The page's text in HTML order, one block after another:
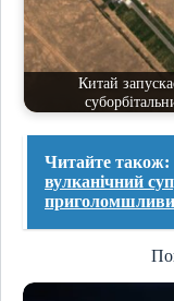
Китай
Читайте також:
вулканічний